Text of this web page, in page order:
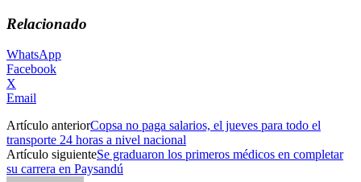
Relacionado
WhatsApp
Facebook
X
Email
Artículo anteriorCopsa no paga salarios, el jueves para todo el
transporte 24 horas a nivel nacional
Artículo siguienteSe graduaron los primeros médicos en completar
su carrera en Paysandú